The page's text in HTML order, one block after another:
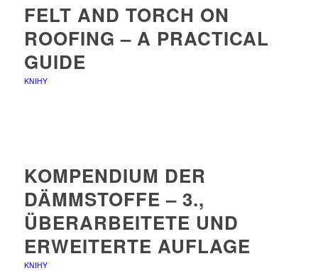
FELT AND TORCH ON
ROOFING – A PRACTICAL
GUIDE
KNIHY
KOMPENDIUM DER
DÄMMSTOFFE – 3.,
ÜBERARBEITETE UND
ERWEITERTE AUFLAGE
KNIHY